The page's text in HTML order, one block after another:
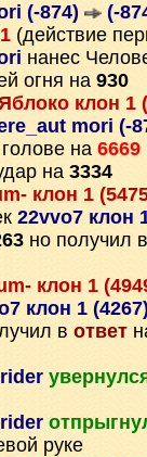
(-874)
(-
(действие
нанес
огня на 930
клон 1
mori (-
на 6669
на 3334
клон 1
22vvo7 клон
но получил
клон 1
клон 1
в ответ
руке